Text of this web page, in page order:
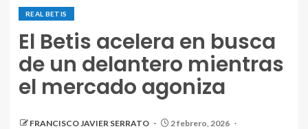
REAL BETIS
El Betis acelera en busca
de un delantero mientras
el mercado agoniza
FRANCISCO JAVIER SERRATO
2 febrero, 2026